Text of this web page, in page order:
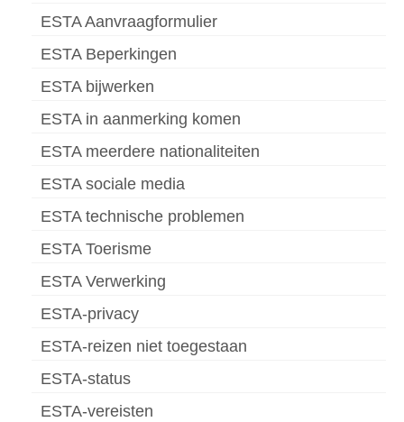
ESTA Aanvraagformulier
ESTA Beperkingen
ESTA bijwerken
ESTA in aanmerking komen
ESTA meerdere nationaliteiten
ESTA sociale media
ESTA technische problemen
ESTA Toerisme
ESTA Verwerking
ESTA-privacy
ESTA-reizen niet toegestaan
ESTA-status
ESTA-vereisten